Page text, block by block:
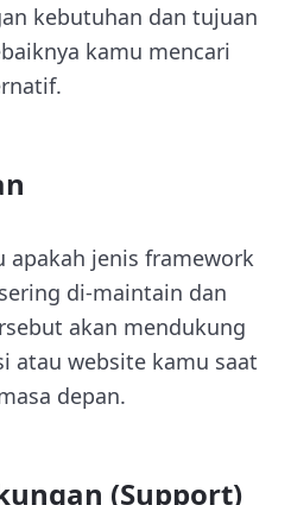
kebutuhan dan tujuan
kamu mencari
apakah jenis framework
di-maintain dan
akan mendukung
atau website kamu saat
depan.
(Support)